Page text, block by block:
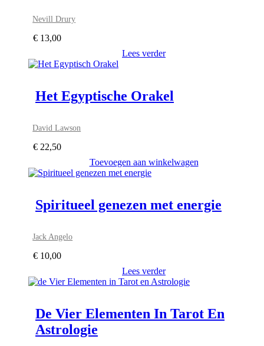
Nevill Drury
€ 13,00
Lees verder
Het Egyptische Orakel
David Lawson
€ 22,50
Toevoegen aan winkelwagen
Spiritueel genezen met energie
Jack Angelo
€ 10,00
Lees verder
De Vier Elementen In Tarot En
Astrologie